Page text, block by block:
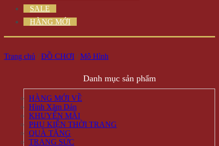
SALE
HÀNG MỚI
Trang chủ / ĐỒ CHƠI / Mô Hình
Danh mục sản phẩm
HÀNG MỚI VỀ
Hình Xăm Dán
KHUYẾN MÃI
PHỤ KIỆN THỜI TRANG
QUÀ TẶNG
TRANG SỨC